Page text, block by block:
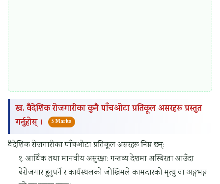
ख. वैदेशिक रोजगारीका कुनै पाँचओटा प्रतिकूल असरहरू प्रस्तुत
गर्नुहोस् ।
5 Marks
वैदेशिक रोजगारीका पाँचओटा प्रतिकूल असरहरू निम्न छन्:
१. आर्थिक तथा मानवीय असुरक्षा: गन्तव्य देशमा अस्थिरता आउँदा
बेरोजगार हुनुपर्ने र कार्यस्थलको जोखिमले कामदारको मृत्यु वा अङ्गभङ्ग